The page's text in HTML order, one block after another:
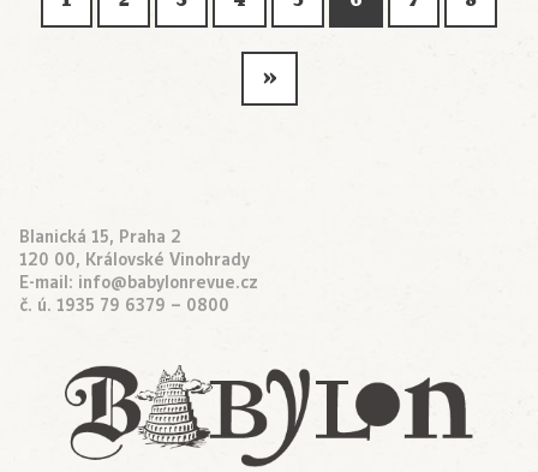
»
Blanická 15, Praha 2
120 00, Královské Vinohrady
E-mail: info@babylonrevue.cz
č. ú. 1935 79 6379 – 0800